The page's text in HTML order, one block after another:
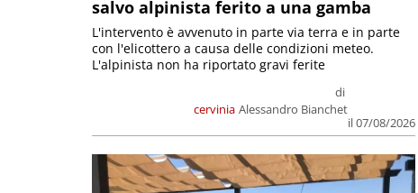
salvo alpinista ferito a una gamba
cervinia
di
Alessandro Bianchet
il 07/08/2026
L'intervento è avvenuto in parte via terra e in parte
con l'elicottero a causa delle condizioni meteo.
L'alpinista non ha riportato gravi ferite